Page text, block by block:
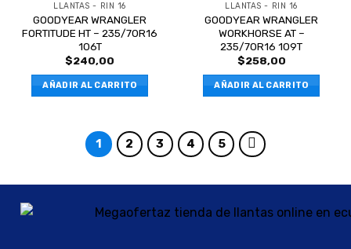
LLANTAS - RIN 16
GOODYEAR WRANGLER
FORTITUDE HT – 235/70R16
106T
$240,00
AÑADIR AL CARRITO
LLANTAS - RIN 16
GOODYEAR WRANGLER
WORKHORSE AT –
235/70R16 109T
$258,00
AÑADIR AL CARRITO
1 2 3 4 5